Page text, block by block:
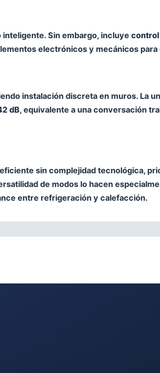
Sin embargo, incluye
electrónicos y mecánicos
instalación discreta en muros. La
dB, equivalente a una conversación
sin complejidad tecnológica,
de modos lo hacen
entre refrigeración y calefacción.